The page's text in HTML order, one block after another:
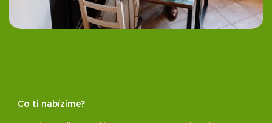
Co ti nabízíme?